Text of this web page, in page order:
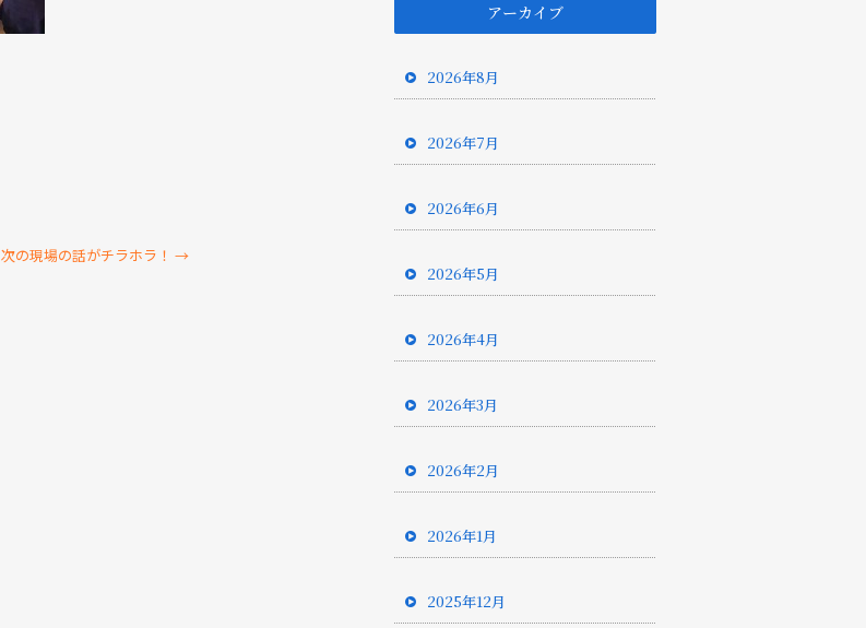
次の現場の話がチラホラ！ →
アーカイブ
2026年8月
2026年7月
2026年6月
2026年5月
2026年4月
2026年3月
2026年2月
2026年1月
2025年12月